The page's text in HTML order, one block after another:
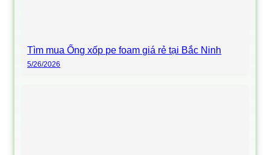
Tìm mua Ống xốp pe foam giá rẻ tại Bắc Ninh
5/26/2026